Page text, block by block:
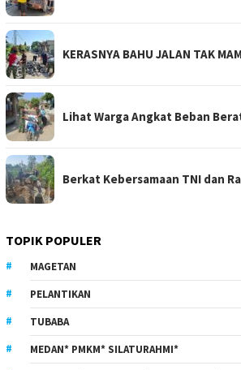
KERASNYA BAHU JALAN TAK
Lihat Warga Angkat Beban
Berkat Kebersamaan TNI dan
TOPIK POPULER
MAGETAN
PELANTIKAN
TUBABA
MEDAN* PMKM* SILATURAHMI*